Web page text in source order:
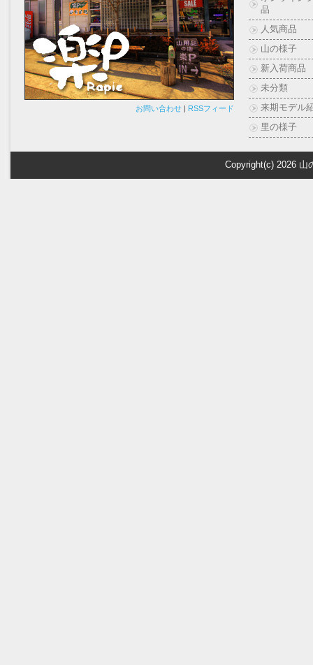
お問い合わせ | RSSフィード
品
人気商品
山の様子
新入荷商品
未分類
来期モデル
里の様子
Copyright(c) 2026 山